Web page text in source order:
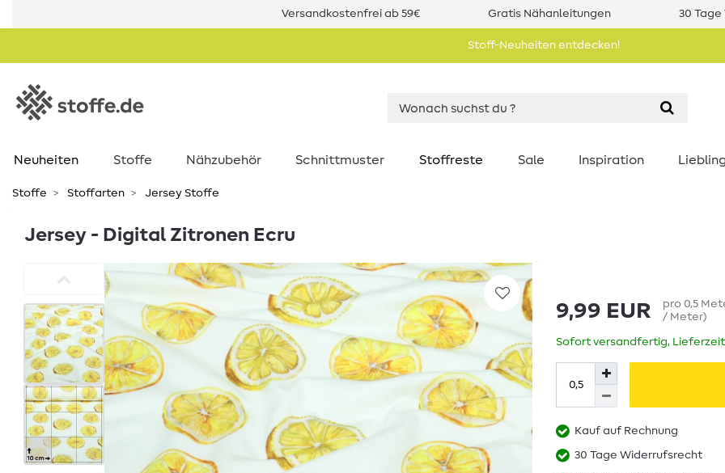
Versandkostenfrei ab 59€ Gratis Nähanleitungen 30
Stoff-Neuheiten entdecken!
Neuheiten Stoffe Nähzubehör Schnittmuster Stoffreste Sale Inspiration
Stoffe Stoffarten Jersey Stoffe
Jersey - Digital Zitronen Ecru
9,99 EUR pro 0,5
/ Meter)
Sofort versandfertig,
Kauf auf Rechnung
30 Tage Widerrufsrecht